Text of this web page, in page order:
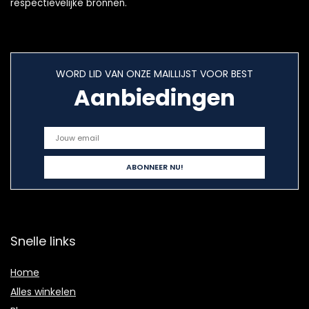
respectievelijke bronnen.
WORD LID VAN ONZE MAILLIJST VOOR BEST
Aanbiedingen
Snelle links
Home
Alles winkelen